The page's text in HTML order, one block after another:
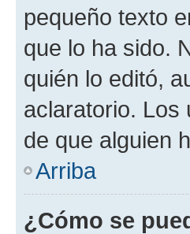
pequeño texto
que lo ha sido.
quién lo editó,
aclaratorio. Los
de que alguien
Arriba
¿Cómo se